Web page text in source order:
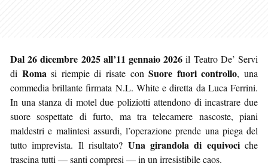
Dal 26 dicembre 2025 all’11 gennaio 2026 il Teatro De’ Servi
di Roma si riempie di risate conSuore fuori controllo, una
commedia brillante firmata N.L. White e diretta da Luca Ferrini.
In una stanza di motel due poliziotti attendono di incastrare due
suore sospettate di furto, ma tra telecamere nascoste, piani
maldestri e malintesi assurdi, l’operazione prende una piega del
tutto imprevista. Il risultato? Una girandola di equivociche
trascina tutti — santi compresi — in un irresistibile caos.